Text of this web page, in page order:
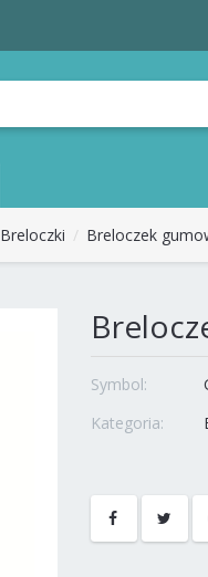
Breloczki Breloczek
Symbol:
Kategoria: